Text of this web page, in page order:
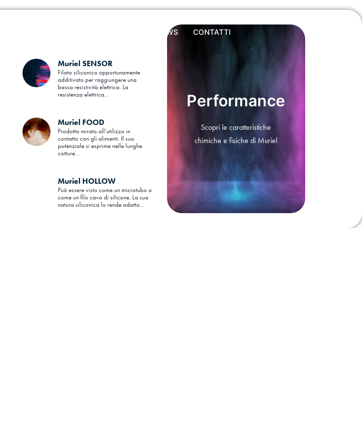
NEWS CONTATTI
Muriel SENSOR
Filato siliconico opportunamente
additivato per raggiungere una
bassa resistività elettrica. La
resistenza elettrica...
Muriel FOOD
Prodotto mirato all’utilizzo in
contatto con gli alimenti. Il suo
potenziale si esprime nelle lunghe
cotture...
Muriel HOLLOW
Può essere visto come un microtubo o
come un filo cavo di silicone. La sua
natura siliconica lo rende adatto...
Performance
Scopri lecaratteristiche
chimiche e fisiche di Muriel